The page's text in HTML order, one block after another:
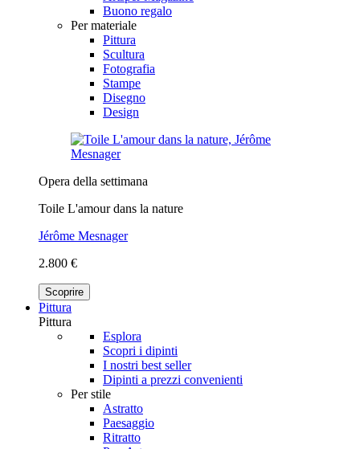
Buono regalo
Per materiale
Pittura
Scultura
Fotografia
Stampe
Disegno
Design
Opera della settimana
Toile L'amour dans la nature
Jérôme Mesnager
2.800 €
Scoprire
Pittura
Pittura
Esplora
Scopri i dipinti
I nostri best seller
Dipinti a prezzi convenienti
Per stile
Astratto
Paesaggio
Ritratto